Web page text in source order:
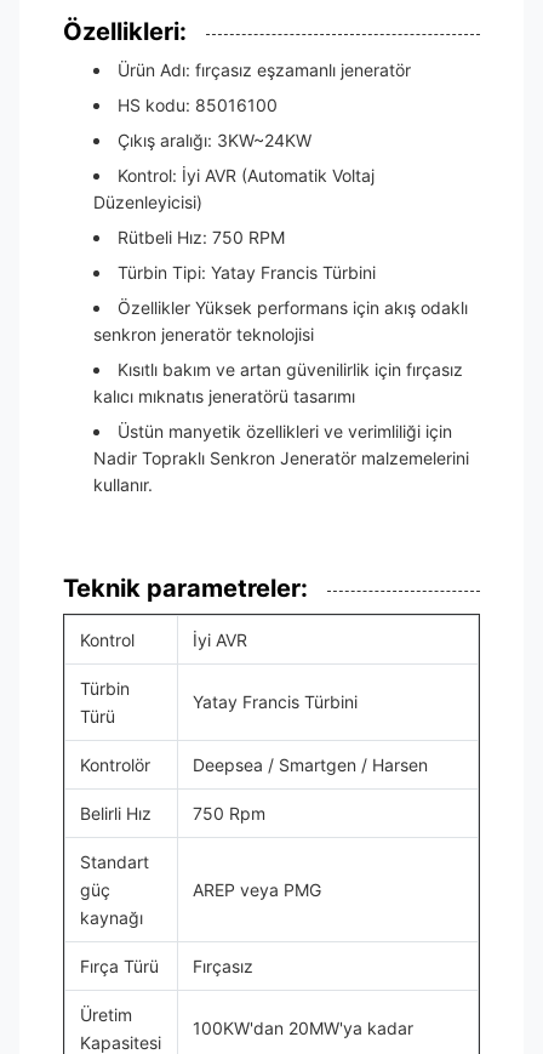
Özellikleri:
Ürün Adı: fırçasız eşzamanlı jeneratör
HS kodu: 85016100
Çıkış aralığı: 3KW~24KW
Kontrol: İyi AVR (Automatik Voltaj
Düzenleyicisi)
Rütbeli Hız: 750 RPM
Türbin Tipi: Yatay Francis Türbini
Özellikler Yüksek performans için akış odaklı
senkron jeneratör teknolojisi
Kısıtlı bakım ve artan güvenilirlik için fırçasız
kalıcı mıknatıs jeneratörü tasarımı
Üstün manyetik özellikleri ve verimliliği için
Nadir Topraklı Senkron Jeneratör malzemelerini
kullanır.
Teknik parametreler:
Kontrol İyi AVR
Türbin
Türü
Yatay Francis Türbini
Kontrolör Deepsea / Smartgen / Harsen
Belirli Hız 750 Rpm
Standart
güç
kaynağı
AREP veya PMG
Fırça Türü Fırçasız
Üretim
Kapasitesi
100KW'dan 20MW'ya kadar